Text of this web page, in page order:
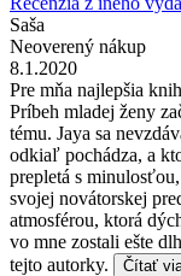
Saša
Neoverený nákup
8.1.2020
Pre mňa najlepšia
Príbeh mladej ženy
tému. Jaya sa
odkiaľ pochádza, a
prepletá s
svojej novátorskej
atmosférou, ktorá
vo mne zostali ešte
tejto autorky.
Čítať